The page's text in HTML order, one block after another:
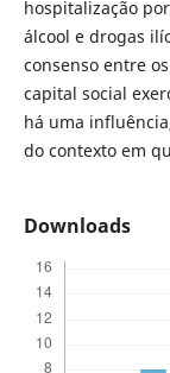
hospitalização
álcool e drogas
consenso entre
capital social
há uma
do contexto em
Downloads